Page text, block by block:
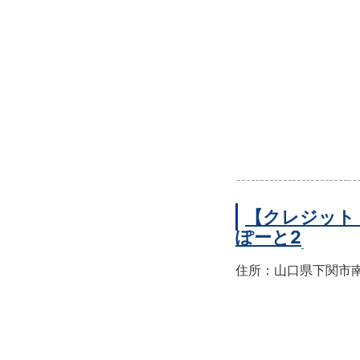
【クレジッ
ぽーと2
住所：山口県下関市